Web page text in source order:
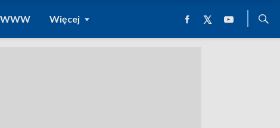
WWW Więcej